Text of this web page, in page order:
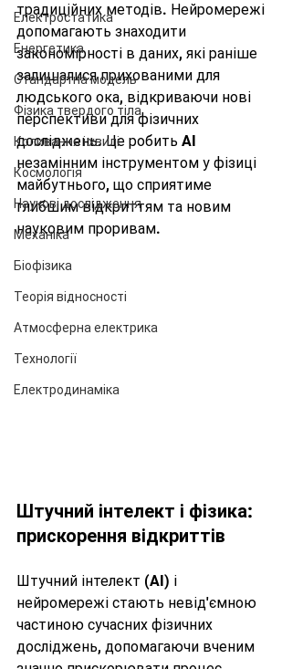
Електростатика
Енергетика
Стандартна модель
Фізика твердого тіла
Коливання і хвилі
Космологія
Наукові дослідження
Механіка
Біофізика
Теорія відносності
Атмосферна електрика
Технології
Електродинаміка
традиційних методів. Нейромережі
допомагають знаходити
закономірності в даних, які раніше
залишалися прихованими для
людського ока, відкриваючи нові
перспективи для фізичних
досліджень. Це робить AI
незамінним інструментом у фізиці
майбутнього, що сприятиме
глибшим відкриттям та новим
науковим проривам.
Штучний інтелект і фізика:
прискорення відкриттів
Штучний інтелект (AI) і
нейромережі стають невід'ємною
частиною сучасних фізичних
досліджень, допомагаючи вченим